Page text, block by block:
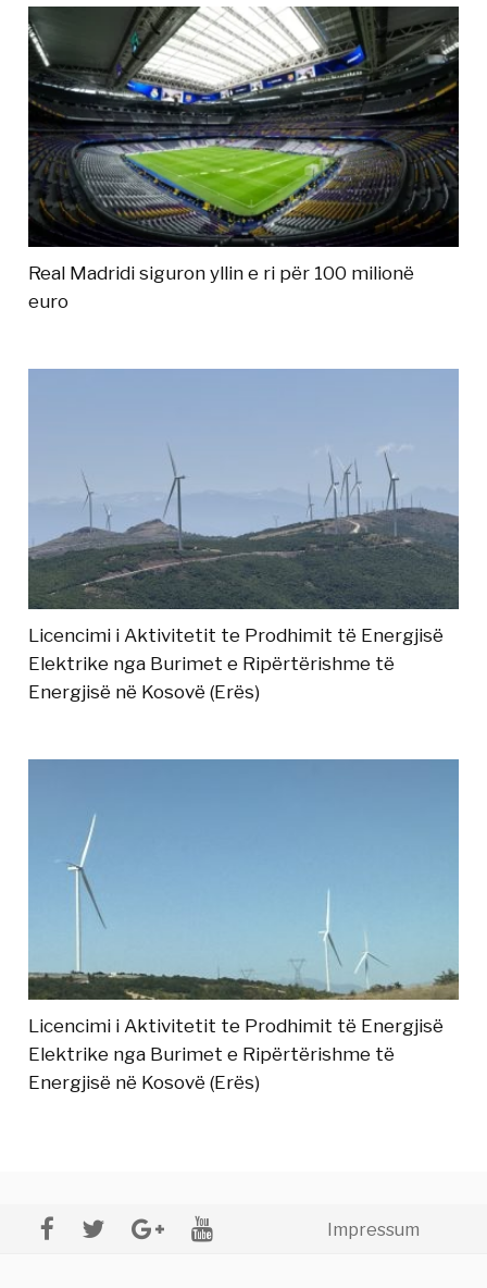
Real Madridi siguron yllin e ri për 100 milionë
euro
Licencimi i Aktivitetit te Prodhimit të Energjisë
Elektrike nga Burimet e Ripërtërishme të
Energjisë në Kosovë (Erës)
Licencimi i Aktivitetit te Prodhimit të Energjisë
Elektrike nga Burimet e Ripërtërishme të
Energjisë në Kosovë (Erës)
Impressum